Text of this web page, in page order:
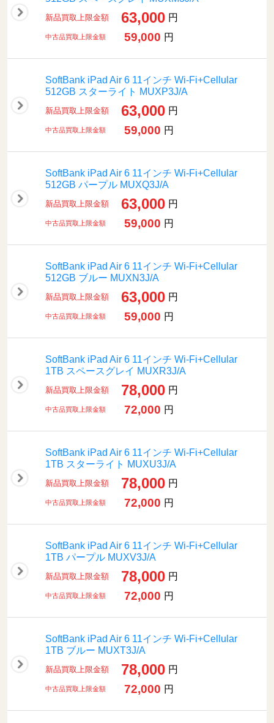
新品買取上限金額 63,000 円
中古品買取上限金額 59,000 円
SoftBank iPad Air 6 11インチ Wi-Fi+Cellular
512GB スターライト MUXP3J/A
新品買取上限金額 63,000 円
中古品買取上限金額 59,000 円
SoftBank iPad Air 6 11インチ Wi-Fi+Cellular
512GB パープル MUXQ3J/A
新品買取上限金額 63,000 円
中古品買取上限金額 59,000 円
SoftBank iPad Air 6 11インチ Wi-Fi+Cellular
512GB ブルー MUXN3J/A
新品買取上限金額 63,000 円
中古品買取上限金額 59,000 円
SoftBank iPad Air 6 11インチ Wi-Fi+Cellular
1TB スペースグレイ MUXR3J/A
新品買取上限金額 78,000 円
中古品買取上限金額 72,000 円
SoftBank iPad Air 6 11インチ Wi-Fi+Cellular
1TB スターライト MUXU3J/A
新品買取上限金額 78,000 円
中古品買取上限金額 72,000 円
SoftBank iPad Air 6 11インチ Wi-Fi+Cellular
1TB パープル MUXV3J/A
新品買取上限金額 78,000 円
中古品買取上限金額 72,000 円
SoftBank iPad Air 6 11インチ Wi-Fi+Cellular
1TB ブルー MUXT3J/A
新品買取上限金額 78,000 円
中古品買取上限金額 72,000 円